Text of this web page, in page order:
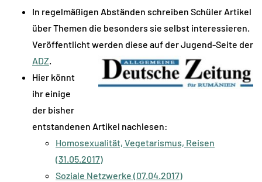
In regelmäßigen Abständen schreiben Schüler Artikel
über Themen die besonders sie selbst interessieren.
Veröffentlicht werden diese auf der Jugend-Seite der
ADZ.
Hier könnt
ihr einige
der bisher
entstandenen Artikel nachlesen:
Homosexualität, Vegetarismus, Reisen
(31.05.2017)
Soziale Netzwerke (07.04.2017)